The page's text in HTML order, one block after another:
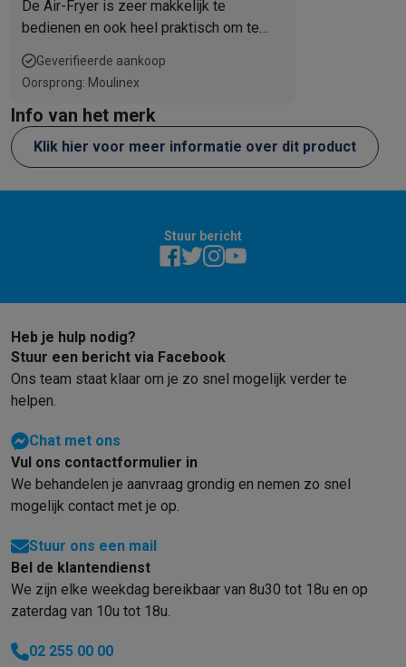
boodschappenlijstje, plan je maaltijden en nog veel meer.
INHOUD: Easy Fry Mega air fryer
De Air-Fryer is zeer makkelijk te
bedienen en ook heel praktisch om te
reinigen. Goede aankoop
Geverifieerde aankoop
Oorsprong: Moulinex
Info van het merk
Klik hier voor meer informatie over dit product
Stuur bericht
Heb je hulp nodig?
Stuur een bericht via Facebook
Ons team staat klaar om je zo snel mogelijk verder te
helpen.
Chat met ons
Vul ons contactformulier in
We behandelen je aanvraag grondig en nemen zo snel
mogelijk contact met je op.
Stuur ons een mail
Bel de klantendienst
We zijn elke weekdag bereikbaar van 8u30 tot 18u en op
zaterdag van 10u tot 18u.
02 255 00 00